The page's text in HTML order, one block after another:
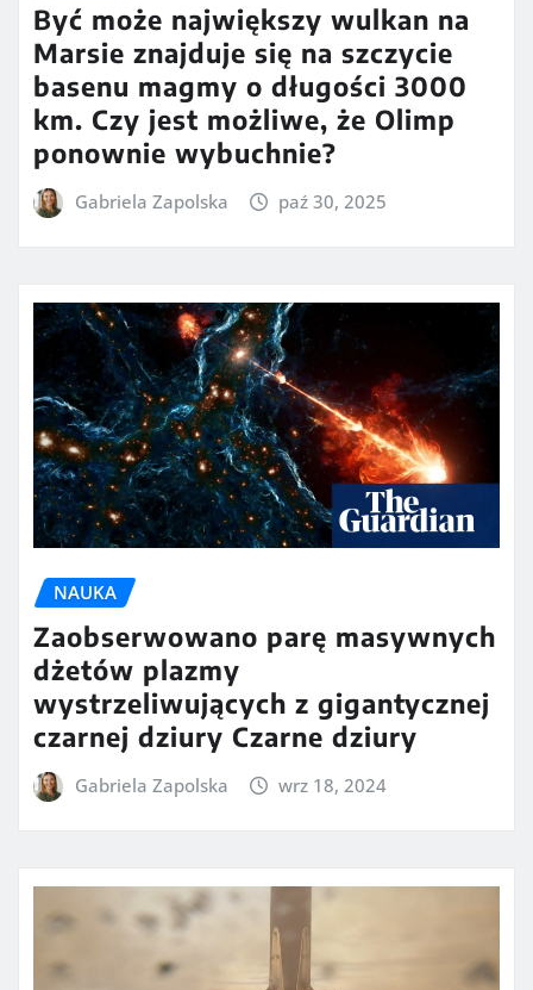
Być może największy wulkan na
Marsie znajduje się na szczycie
basenu magmy o długości 3000
km. Czy jest możliwe, że Olimp
ponownie wybuchnie?
Gabriela Zapolska paź 30, 2025
NAUKA
Zaobserwowano parę masywnych
dżetów plazmy
wystrzeliwujących z gigantycznej
czarnej dziury Czarne dziury
Gabriela Zapolska wrz 18, 2024